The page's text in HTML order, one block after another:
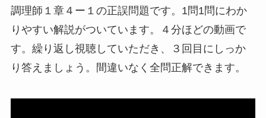
調理師１章４ー１の正誤問題です。1問1問にわか
りやすい解説がついています。４分ほどの動画で
す。繰り返し視聴していただき、３回目にしっか
り答えましょう。間違いなく全問正解できます。